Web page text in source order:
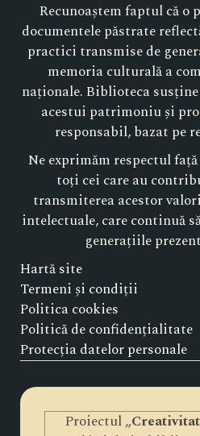
Recunoaștem faptul că o
documentele păstrate
practici transmise de
memoria culturală a
naționale. Biblioteca
acestui patrimoniu și
responsabil, bazat pe
Ne exprimăm respectul
toți cei care au
transmiterea acestor
intelectuale, care continuă
generațiile
Hartă site
Termeni și condiții
Politica cookies
Politică de confidențialitate
Protecția datelor personale
Proiectul „